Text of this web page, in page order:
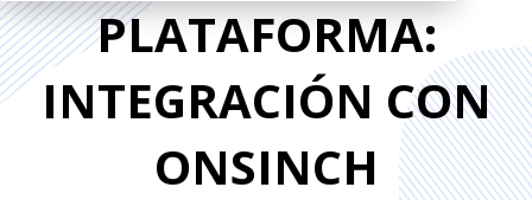
PLATAFORMA:
INTEGRACIÓN CON
ONSINCH